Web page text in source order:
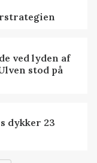
ved lyden af
stod på
dykker 23